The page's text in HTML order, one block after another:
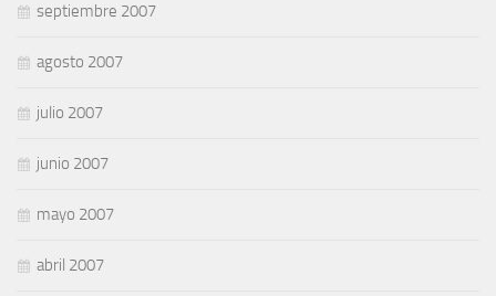
septiembre 2007
agosto 2007
julio 2007
junio 2007
mayo 2007
abril 2007